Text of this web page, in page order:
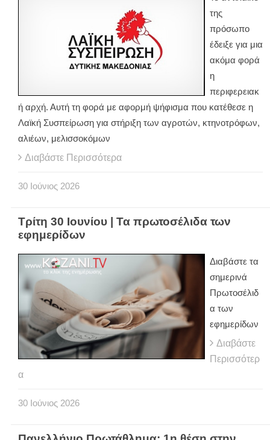
της
πρόσωπο
έδειξε για μια
ακόμα φορά
η
περιφερειακ
ή αρχή. Αυτή τη φορά με αφορμή ψήφισμα που κατέθεσε η
Λαϊκή Συσπείρωση για στήριξη των αγροτών, κτηνοτρόφων,
αλιέων, μελισσοκόμων
Διαβάστε Περισσότερα
30 Ιούνιος 2026
Τρίτη 30 Ιουνίου | Τα πρωτοσέλιδα των
εφημερίδων
Διαβάστε τα
σημερινά
Πρωτοσέλιδ
α των
εφημερίδων
Διαβάστε
Περισσότερ
α
30 Ιούνιος 2026